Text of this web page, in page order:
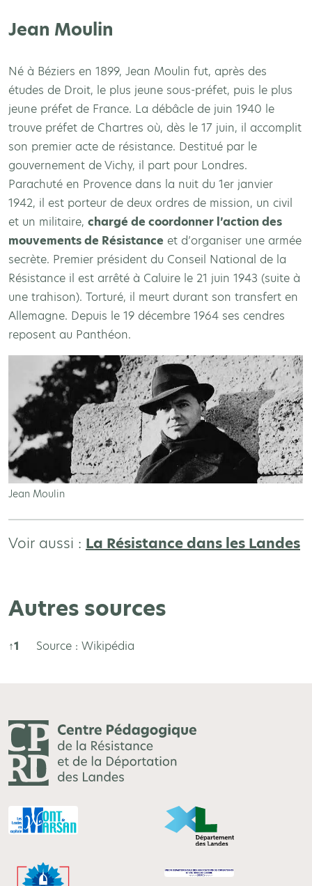
Jean Moulin
Né à Béziers en 1899, Jean Moulin fut, après des
études de Droit, le plus jeune sous-préfet, puis le plus
jeune préfet de France. La débâcle de juin 1940 le
trouve préfet de Chartres où, dès le 17 juin, il accomplit
son premier acte de résistance. Destitué par le
gouvernement de Vichy, il part pour Londres.
Parachuté en Provence dans la nuit du 1er janvier
1942, il est porteur de deux ordres de mission, un civil
et un militaire, chargé de coordonner l’action des
mouvements de Résistance et d’organiser une armée
secrète. Premier président du Conseil National de la
Résistance il est arrêté à Caluire le 21 juin 1943 (suite à
une trahison). Torturé, il meurt durant son transfert en
Allemagne. Depuis le 19 décembre 1964 ses cendres
reposent au Panthéon.
Jean Moulin
Voir aussi : La Résistance dans les Landes
Autres sources
↑1 Source : Wikipédia